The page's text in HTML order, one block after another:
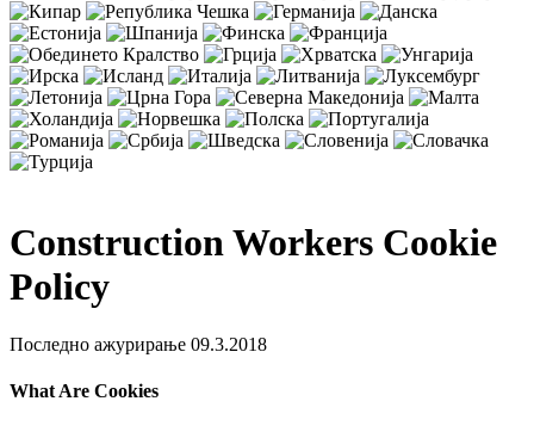
Construction Workers Cookie
Policy
Последно ажурирање 09.3.2018
What Are Cookies